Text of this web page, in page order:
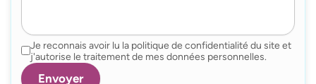
Je reconnais avoir lu la politique de confidentialité du site et
j'autorise le traitement de mes données personnelles.